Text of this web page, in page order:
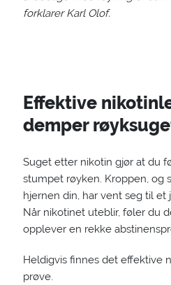
forklarer Karl Olof.
Effektive
demper
Suget etter nikotin gjør at du
stumpet røyken. Kroppen, og
hjernen din, har vent seg til et
Når nikotinet uteblir, føler du
opplever en rekke
Heldigvis finnes det effektive
prøve.